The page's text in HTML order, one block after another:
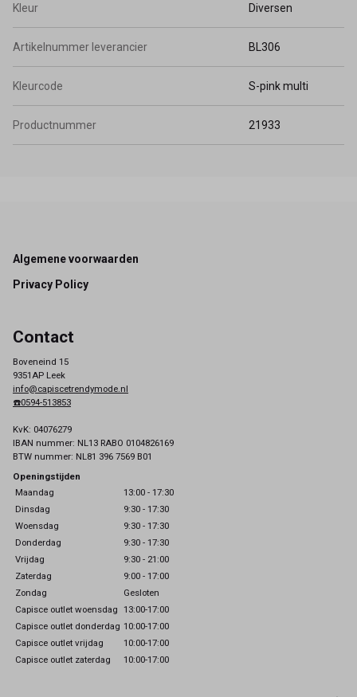
Kleur Diversen
Artikelnummer leverancier BL306
Kleurcode S-pink multi
Productnummer 21933
Footer
Algemene voorwaarden
Privacy Policy
Contact
Boveneind 15
9351AP Leek
info@capiscetrendymode.nl
☎️0594-513853
KvK: 04076279
IBAN nummer: NL13 RABO 0104826169
BTW nummer: NL81 396 7569 B01
Openingstijden
Maandag
13:00 - 17:30
Dinsdag
9:30 - 17:30
Woensdag
9:30 - 17:30
Donderdag
9:30 - 17:30
Vrijdag
9:30 - 21:00
Zaterdag
9:00 - 17:00
Zondag
Gesloten
Capisce outlet woensdag 13:00-17:00
Capisce outlet donderdag 10:00-17:00
Capisce outlet vrijdag
10:00-17:00
Capisce outlet zaterdag
10:00-17:00